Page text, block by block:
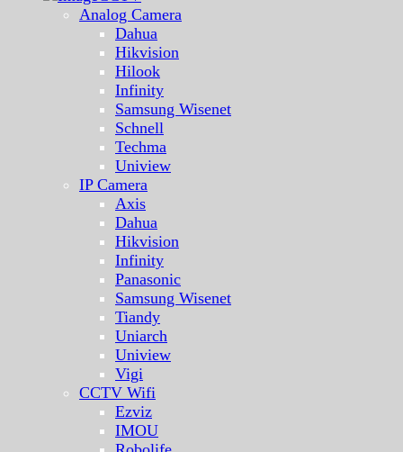
Analog Camera
Dahua
Hikvision
Hilook
Infinity
Samsung Wisenet
Schnell
Techma
Uniview
IP Camera
Axis
Dahua
Hikvision
Infinity
Panasonic
Samsung Wisenet
Tiandy
Uniarch
Uniview
Vigi
CCTV Wifi
Ezviz
IMOU